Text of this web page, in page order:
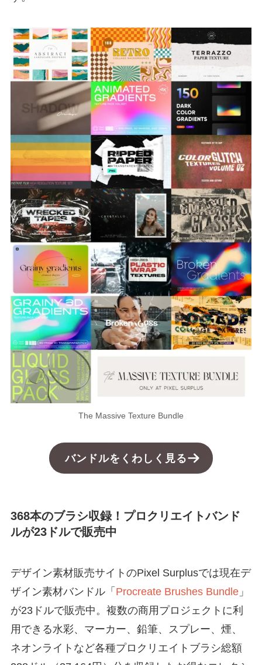
The Massive Texture Bundle
バンドルをくわしく見る
368本のブラシ収録！プロクリエイトバンド
ルが23ドルで販売中
デザイン素材販売サイトのPixel Surplusでは現在デ
ザイン素材バンドル「 Procreate Brushes Bundle」
が23ドルで販売中。複数の商用プロジェクトに利
用できる水彩、マーカー、鉛筆、スプレー、煙、
ネオンライトなど各種プロクリエイトブラシ総額